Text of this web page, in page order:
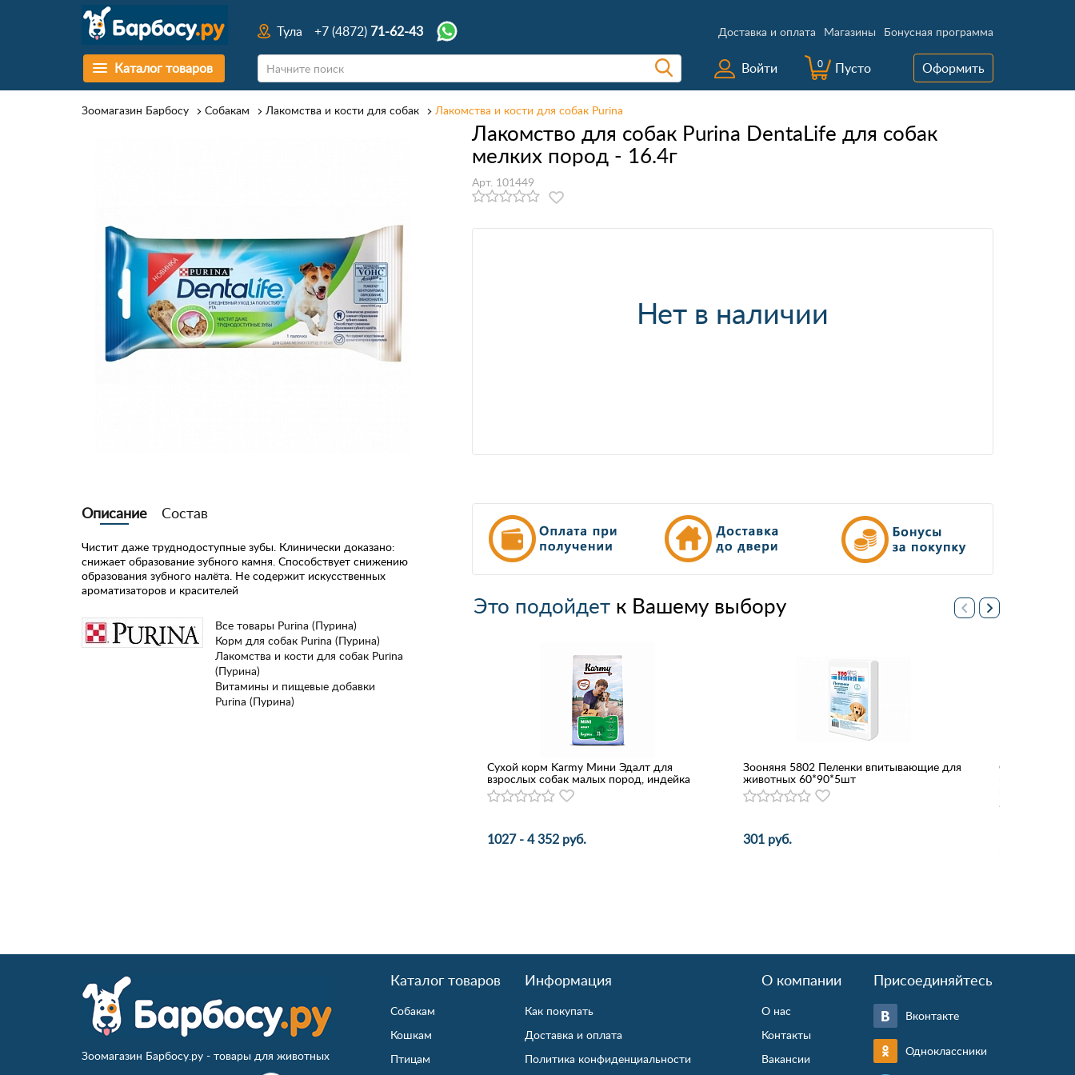
Тула +7 (4872) 71-62-43 Доставка и оплата Магазины Бонусная программа
Каталог товаров Войти 0 Пусто Оформить
Зоомагазин Барбосу Собакам Лакомства и кости для собак Лакомства и кости для собак Purina
Лакомство для собак Purina DentaLife для собак
мелких пород - 16.4г
Арт. 101449
Нет в наличии
Описание Состав
Чистит даже труднодоступные зубы. Клинически доказано:
снижает образование зубного камня. Способствует снижению
образования зубного налёта. Не содержит искусственных
ароматизаторов и красителей
Все товары Purina (Пурина)
Корм для собак Purina (Пурина)
Лакомства и кости для собак Purina
(Пурина)
Витамины и пищевые добавки
Purina (Пурина)
Это подойдетк Вашему выбору
Сухой корм Karmy Мини Эдалт для
взрослых собак малых пород, индейка
1027 - 4 352 руб.
Зооняня 5802 Пеленки впитывающие для
животных 60*90*5шт
301 руб.
Сухой корм
Зоомагазин Барбосу.ру - товары для животных
Каталог товаров
Собакам
Кошкам
Птицам
Информация
Как покупать
Доставка и оплата
Политика конфиденциальности
О компании
О нас
Контакты
Вакансии
Присоединяйтесь
Вконтакте
Одноклассники